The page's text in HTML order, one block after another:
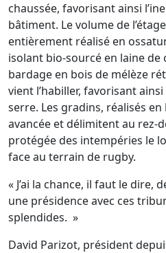
chaussée, favorisant ainsi
bâtiment. Le volume de
entièrement réalisé en
isolant bio-sourcé en laine de
bardage en bois de mélèze
vient l’habiller, favorisant
serre. Les gradins, réalisés
avancée et délimitent au rez-
protégée des intempéries le
face au terrain de rugby.
« J’ai la chance, il faut le dire,
une présidence avec ces
splendides. »
David Parizot, président